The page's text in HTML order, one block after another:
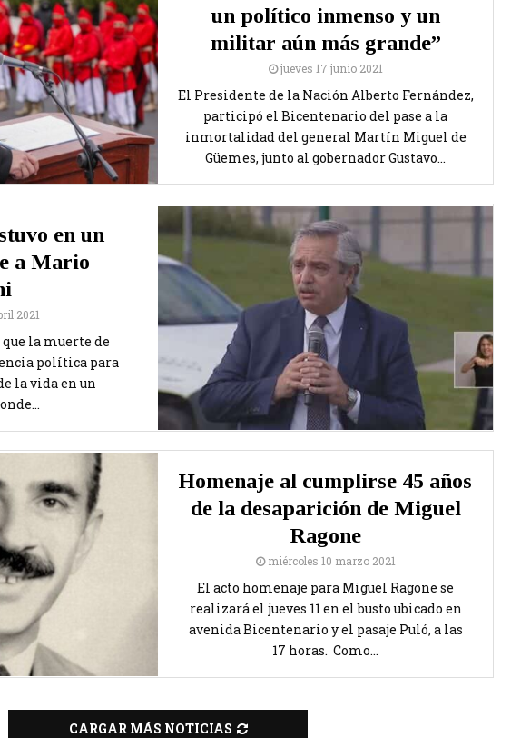
un político inmenso y un
militar aún más grande”
jueves 17 junio 2021
El Presidente de la Nación Alberto Fernández,
participó el Bicentenario del pase a la
inmortalidad del general Martín Miguel de
Güemes, junto al gobernador Gustavo...
en un
a Mario
2021
la muerte de
política para
la vida en un
Homenaje al cumplirse 45 años
de la desaparición de Miguel
Ragone
miércoles 10 marzo 2021
El acto homenaje para Miguel Ragone se
realizará el jueves 11 en el busto ubicado en
avenida Bicentenario y el pasaje Puló, a las
17 horas. Como...
CARGAR MÁS NOTICIAS